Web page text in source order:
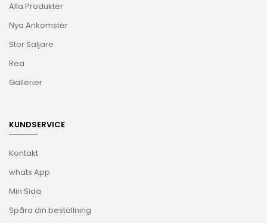
Alla Produkter
Nya Ankomster
Stor Säljare
Rea
Gallerier
KUNDSERVICE
Kontakt
whats App
Min Sida
Spåra din beställning